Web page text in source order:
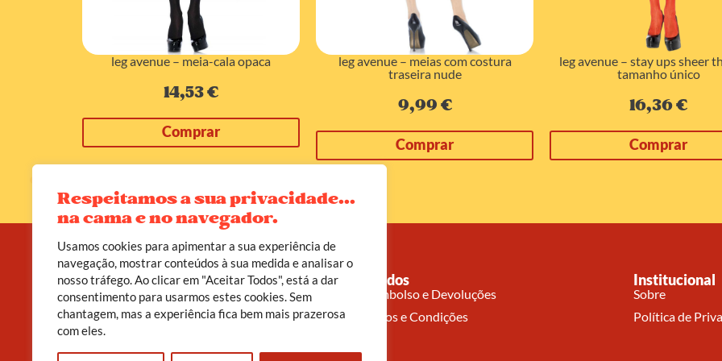
Respeitamos a sua privacidade...
na cama e no navegador.
Usamos cookies para apimentar a sua experiência de
navegação, mostrar conteúdos à sua medida e analisar o
nosso tráfego. Ao clicar em "Aceitar Todos", está a dar
consentimento para usarmos estes cookies. Sem
chantagem, mas a experiência fica bem mais prazerosa
com eles.
leg avenue – meia-cala opaca
14,53€
Comprar
leg avenue – meias com costura
traseira nude
9,99€
Comprar
leg avenue – stay ups sheer
tamanho único
16,36€
Comprar
A D’leite não é apenas uma loja erótica. É um
convite a viveres o teu corpo como templo, o
prazer como poder, e a sexualidade como caminho
de cura.
Pedidos
Reembolso e Devoluções
Termos e Condições
Institucional
Sobre
Política de